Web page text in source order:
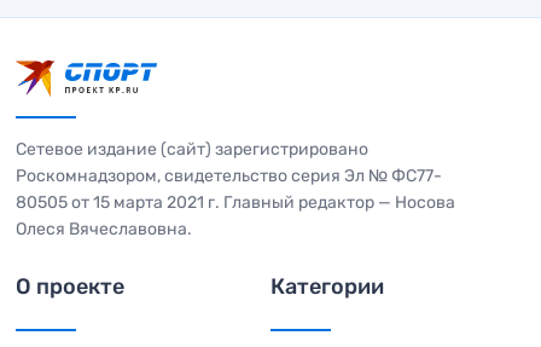
Сетевое издание (сайт) зарегистрировано
Роскомнадзором, свидетельство серия Эл № ФС77-
80505 от 15 марта 2021 г. Главный редактор — Носова
Олеся Вячеславовна.
О проекте Категории